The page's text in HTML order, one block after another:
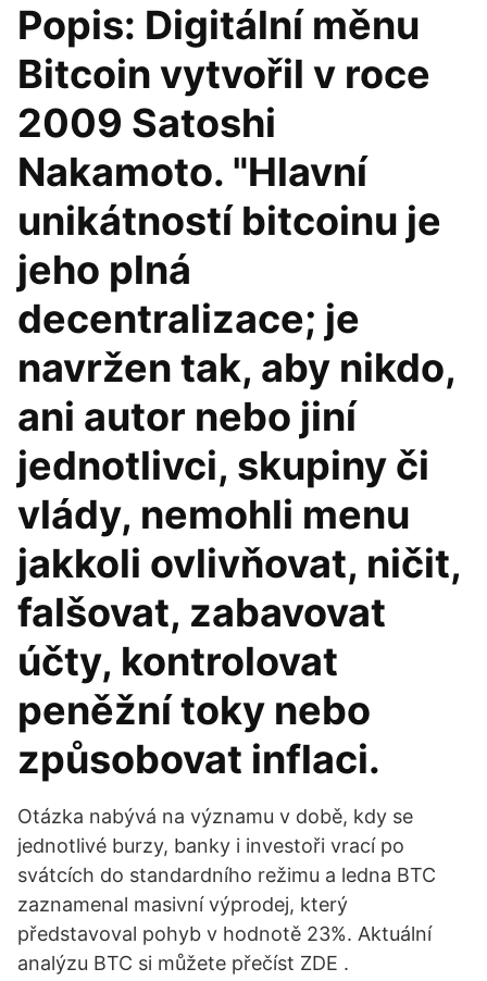
Popis: Digitální měnu
Bitcoin vytvořil v roce
2009 Satoshi
Nakamoto. "Hlavní
unikátností bitcoinu je
jeho plná
decentralizace; je
navržen tak, aby nikdo,
ani autor nebo jiní
jednotlivci, skupiny či
vlády, nemohli menu
jakkoli ovlivňovat, ničit,
falšovat, zabavovat
účty, kontrolovat
peněžní toky nebo
způsobovat inflaci.
Otázka nabývá na významu v době, kdy se
jednotlivé burzy, banky i investoři vrací po
svátcích do standardního režimu a ledna BTC
zaznamenal masivní výprodej, který
představoval pohyb v hodnotě 23%. Aktuální
analýzu BTC si můžete přečíst ZDE .